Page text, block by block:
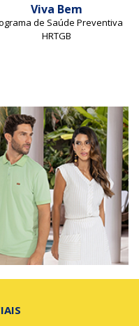
Viva Bem
de Saúde Preventiva
HRTGB